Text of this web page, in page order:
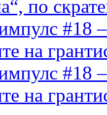
по
#18
на
#18
на